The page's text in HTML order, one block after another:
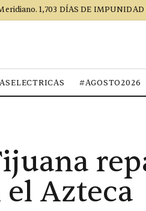
1,703 DÍAS DE
#AGOSTO2026
el Azteca